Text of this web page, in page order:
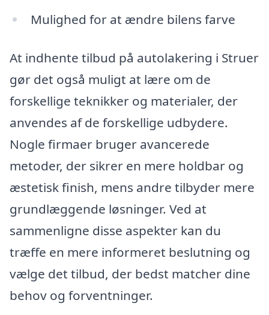
Mulighed for at ændre bilens farve
At indhente tilbud på autolakering i Struer
gør det også muligt at lære om de
forskellige teknikker og materialer, der
anvendes af de forskellige udbydere.
Nogle firmaer bruger avancerede
metoder, der sikrer en mere holdbar og
æstetisk finish, mens andre tilbyder mere
grundlæggende løsninger. Ved at
sammenligne disse aspekter kan du
træffe en mere informeret beslutning og
vælge det tilbud, der bedst matcher dine
behov og forventninger.